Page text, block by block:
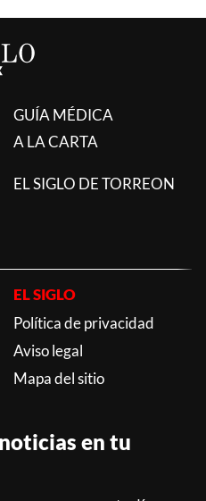
GUÍA MÉDICA
A LA CARTA
EL SIGLO DE TORREON
EL SIGLO
Política de privacidad
Aviso legal
Mapa del sitio
en tu